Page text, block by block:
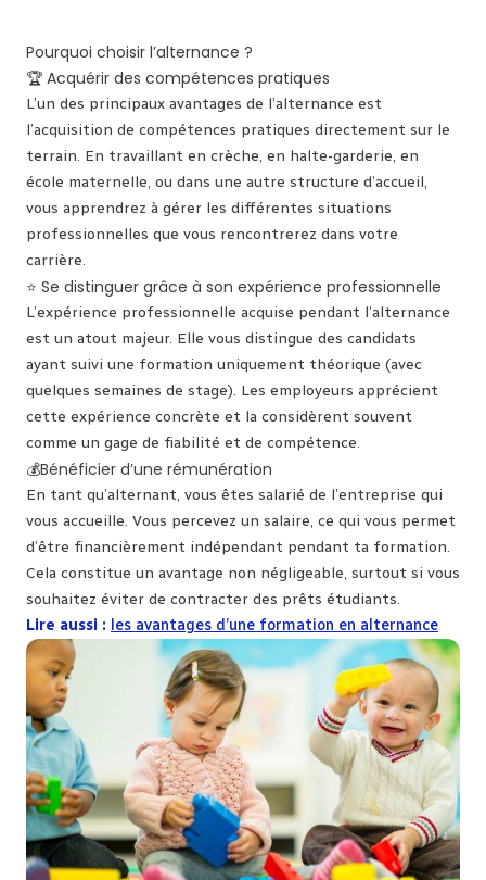
Pourquoi choisir l’alternance ?
🏆 Acquérir des compétences pratiques
L’un des principaux avantages de l’alternance est
l’acquisition de compétences pratiques directement sur le
terrain. En travaillant en crèche, en halte-garderie, en
école maternelle, ou dans une autre structure d’accueil,
vous apprendrez à gérer les différentes situations
professionnelles que vous rencontrerez dans votre
carrière.
⭐ Se distinguer grâce à son expérience professionnelle
L’expérience professionnelle acquise pendant l’alternance
est un atout majeur. Elle vous distingue des candidats
ayant suivi une formation uniquement théorique (avec
quelques semaines de stage). Les employeurs apprécient
cette expérience concrète et la considèrent souvent
comme un gage de fiabilité et de compétence.
💰Bénéficier d’une rémunération
En tant qu’alternant, vous êtes salarié de l’entreprise qui
vous accueille. Vous percevez un salaire, ce qui vous permet
d’être financièrement indépendant pendant ta formation.
Cela constitue un avantage non négligeable, surtout si vous
souhaitez éviter de contracter des prêts étudiants.
Lire aussi : les avantages d’une formation en alternance